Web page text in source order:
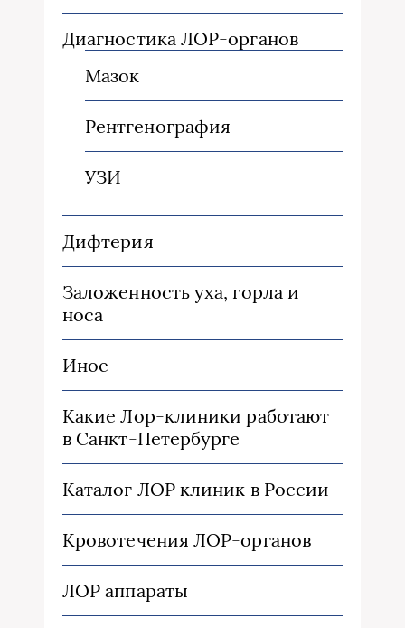
Диагностика ЛОР-органов
Мазок
Рентгенография
УЗИ
Дифтерия
Заложенность уха, горла и
носа
Иное
Какие Лор-клиники работают
в Санкт-Петербурге
Каталог ЛОР клиник в России
Кровотечения ЛОР-органов
ЛОР аппараты